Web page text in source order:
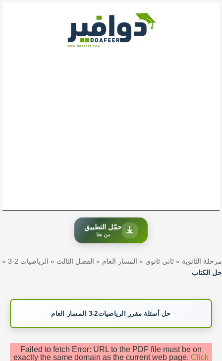
حمّل التطبيق
من هنا
مرحلة الثانوية » ثاني ثانوي » المسار العام » الفصل الثالث » الرياضيات 2-3
»
حل الكتاب
حل أسئلة مقرر الرياضيات2-3 المسار العام
Failed to fetch Error: URL to the PDF file must be on
exactly the same domain as the current web page. Click